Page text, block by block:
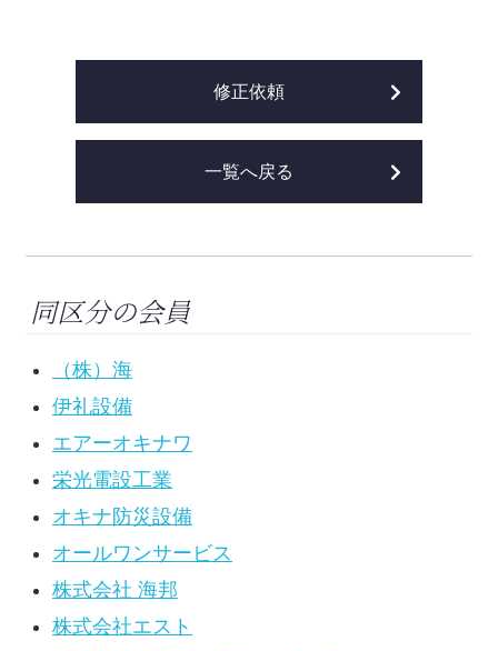
修正依頼
一覧へ戻る
同区分の会員
（株）海
伊礼設備
エアーオキナワ
栄光電設工業
オキナ防災設備
オールワンサービス
株式会社 海邦
株式会社エスト